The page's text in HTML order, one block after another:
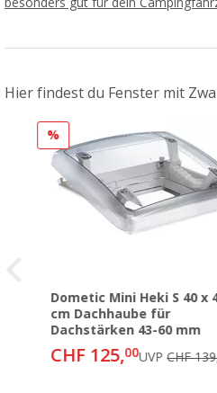
Hier findest du Fenster mit
%
Dometic Mini Heki S 40 x
cm Dachhaube für
Dachstärken 43-60 mm
CHF 125,00UVPCHF